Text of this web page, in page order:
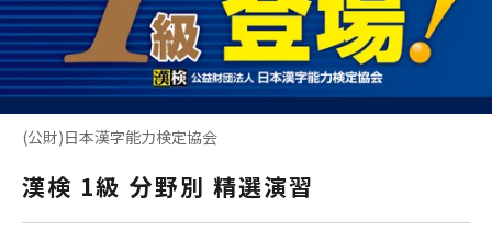
(公財)日本漢字能力検定協会
漢検 1級 分野別 精選演習